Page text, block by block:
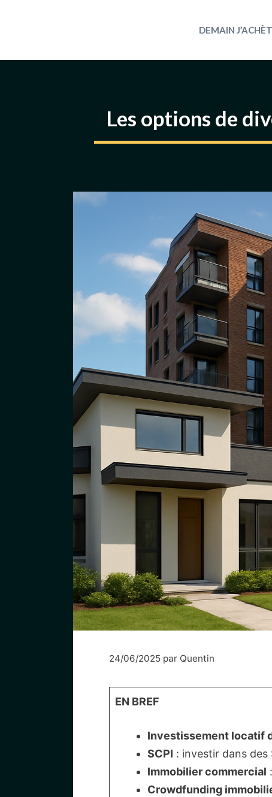
DEMAIN
Les options de
24/06/2025 par Quentin
EN BREF
Investissement locatif
SCPI : investir dans
Immobilier commercial
Crowdfunding